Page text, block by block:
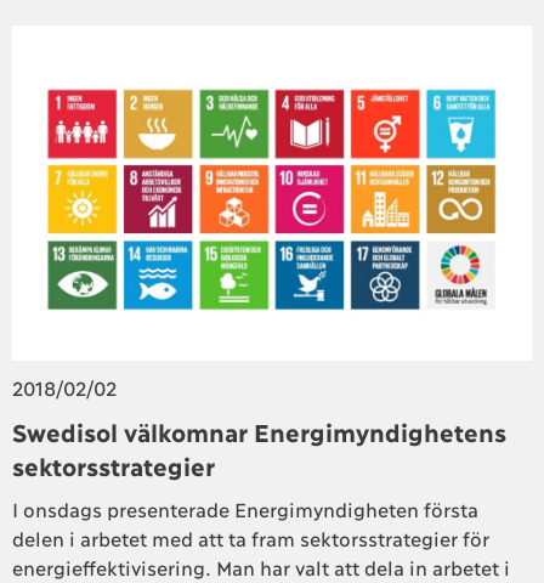
2018/02/02
Swedisol välkomnar Energimyndighetens
sektorsstrategier
I onsdags presenterade Energimyndigheten första
delen i arbetet med att ta fram sektorsstrategier för
energieffektivisering. Man har valt att dela in arbetet i